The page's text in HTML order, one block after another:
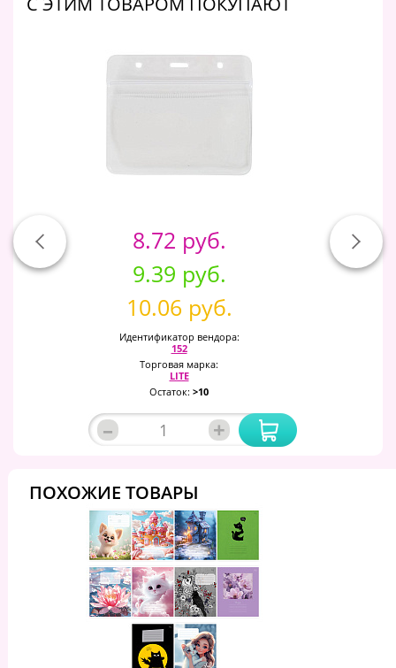
8.72 руб.
9.39 руб.
10.06 руб.
Идентификатор вендора:
152
Торговая марка:
LITE
Остаток: >10
– +
ПОХОЖИЕ ТОВАРЫ